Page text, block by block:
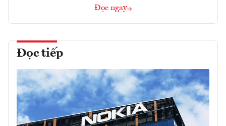
Đọc ngay
Đọc tiếp